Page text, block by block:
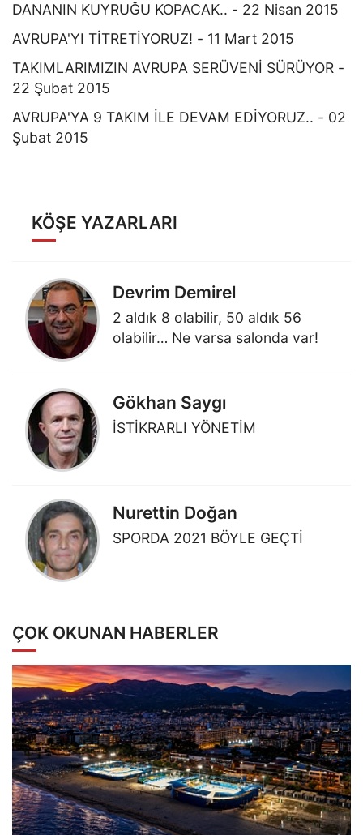
DANANIN KUYRUĞU KOPACAK.. - 22 Nisan 2015
AVRUPA'YI TİTRETİYORUZ! - 11 Mart 2015
TAKIMLARIMIZIN AVRUPA SERÜVENİ SÜRÜYOR -
22 Şubat 2015
AVRUPA'YA 9 TAKIM İLE DEVAM EDİYORUZ.. - 02
Şubat 2015
KÖŞE YAZARLARI
Devrim Demirel
2 aldık 8 olabilir, 50 aldık 56
olabilir… Ne varsa salonda var!
Gökhan Saygı
İSTİKRARLI YÖNETİM
Nurettin Doğan
SPORDA 2021 BÖYLE GEÇTİ
ÇOK OKUNAN HABERLER